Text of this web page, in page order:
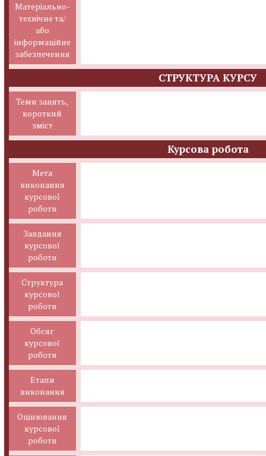
Матеріально-
технічне та/
або
інформаційне
забезпечення
СТРУКТУРА КУРСУ
Теми занять,
короткий
зміст
Курсова робота
Мета
виконання
курсової
роботи
Завдання
курсової
роботи
Структура
курсової
роботи
Обсяг
курсової
роботи
Етапи
виконання
Оцінювання
курсової
роботи